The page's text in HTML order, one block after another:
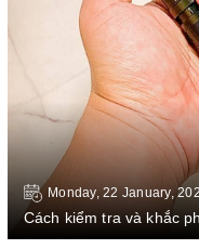
Monday, 22 January,
Cách kiểm tra và khắc